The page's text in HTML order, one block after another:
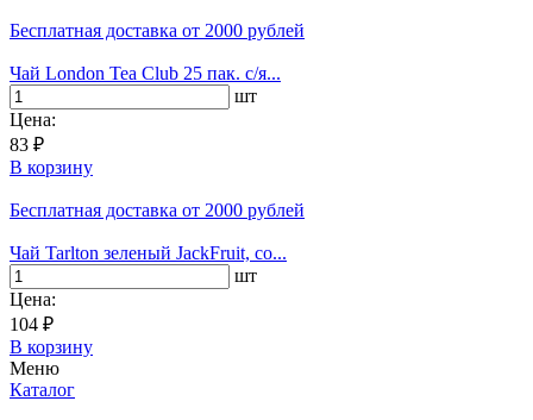
Бесплатная доставка от 2000 рублей
Чай London Tea Club 25 пак. с/я...
шт
Цена:
83 ₽
В корзину
Бесплатная доставка от 2000 рублей
Чай Tarlton зеленый JackFruit, со...
шт
Цена:
104 ₽
В корзину
Меню
Каталог